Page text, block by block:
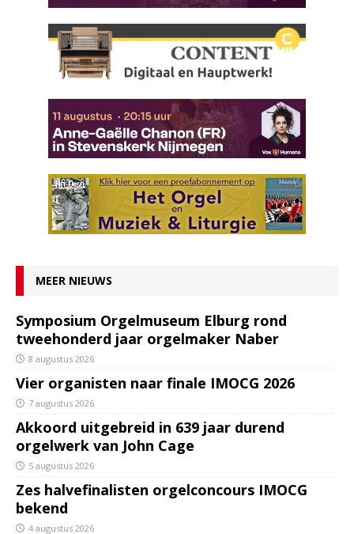
MEER NIEUWS
Symposium Orgelmuseum Elburg rond
tweehonderd jaar orgelmaker Naber
8 augustus 2026
Vier organisten naar finale IMOCG 2026
7 augustus 2026
Akkoord uitgebreid in 639 jaar durend
orgelwerk van John Cage
5 augustus 2026
Zes halvefinalisten orgelconcours IMOCG
bekend
4 augustus 2026